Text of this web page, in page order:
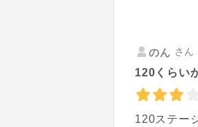
のん さ
120くらい
120ステー